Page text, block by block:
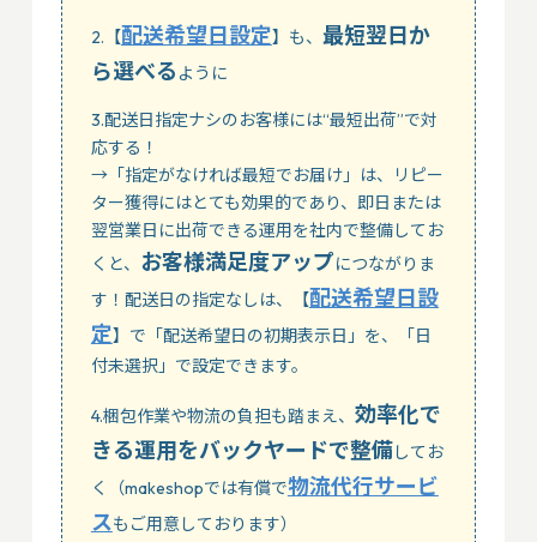
2.【配送希望日設定】も、 最短翌日か
ら選べる ように
3.配送日指定ナシのお客様には“最短出荷”で対
応する！
→「指定がなければ最短でお届け」は、リピー
ター獲得にはとても効果的であり、即日または
翌営業日に出荷できる運用を社内で整備してお
くと、 お客様満足度アップにつながりま
す！配送日の指定なしは、【配送希望日設
定】で「配送希望日の初期表示日」を、「日
付未選択」で設定できます。
4.梱包作業や物流の負担も踏まえ、 効率化で
きる運用をバックヤードで整備してお
く（makeshopでは有償で物流代行サービ
スもご用意しております）